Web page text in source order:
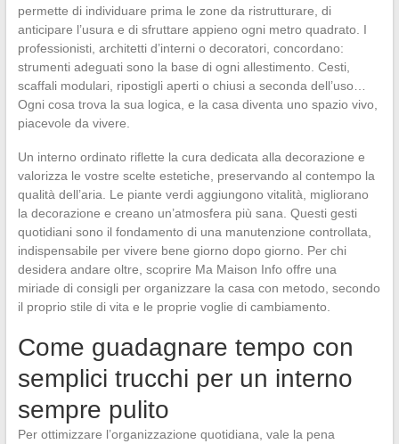
permette di individuare prima le zone da ristrutturare, di
anticipare l’usura e di sfruttare appieno ogni metro quadrato. I
professionisti, architetti d’interni o decoratori, concordano:
strumenti adeguati sono la base di ogni allestimento. Cesti,
scaffali modulari, ripostigli aperti o chiusi a seconda dell’uso…
Ogni cosa trova la sua logica, e la casa diventa uno spazio vivo,
piacevole da vivere.
Un interno ordinato riflette la cura dedicata alla decorazione e
valorizza le vostre scelte estetiche, preservando al contempo la
qualità dell’aria. Le piante verdi aggiungono vitalità, migliorano
la decorazione e creano un’atmosfera più sana. Questi gesti
quotidiani sono il fondamento di una manutenzione controllata,
indispensabile per vivere bene giorno dopo giorno. Per chi
desidera andare oltre, scoprire Ma Maison Info offre una
miriade di consigli per organizzare la casa con metodo, secondo
il proprio stile di vita e le proprie voglie di cambiamento.
Come guadagnare tempo con
semplici trucchi per un interno
sempre pulito
Per ottimizzare l’organizzazione quotidiana, vale la pena